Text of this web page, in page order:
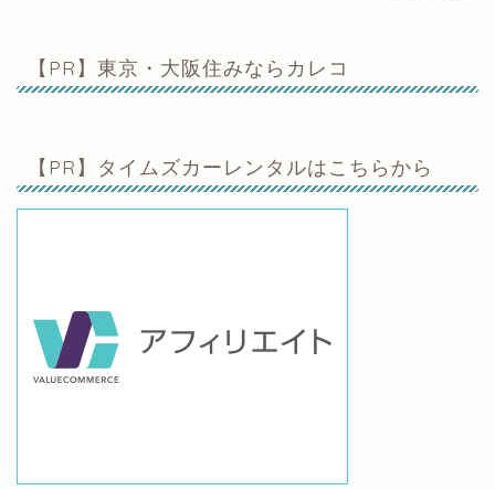
【PR】東京・大阪住みならカレコ
【PR】タイムズカーレンタルはこちらから